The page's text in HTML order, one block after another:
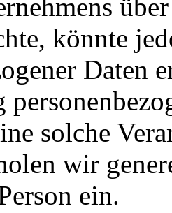
könnte
Daten
solche
wir
ein.